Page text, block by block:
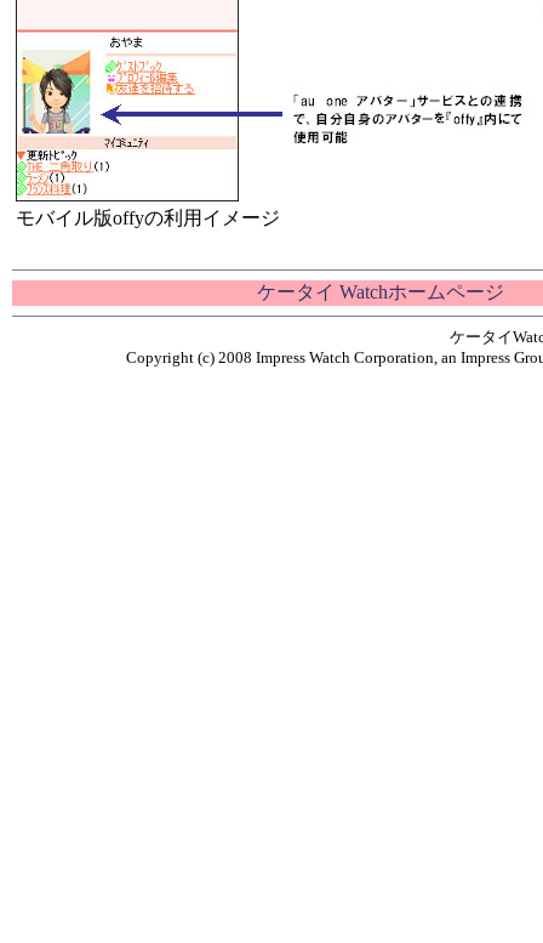
モバイル版offyの利用イメージ
ケータイ Watchホームページ
ケータイ
Copyright (c) 2008 Impress Watch Corporation, an Impress